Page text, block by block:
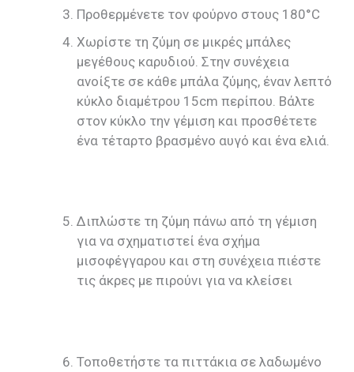
Προθερμένετε τον φούρνο στους 180°C
Χωρίστε τη ζύμη σε μικρές μπάλες
μεγέθους καρυδιού. Στην συνέχεια
ανοίξτε σε κάθε μπάλα ζύμης, έναν λεπτό
κύκλο διαμέτρου 15cm περίπου. Βάλτε
στον κύκλο την γέμιση και προσθέτετε
ένα τέταρτο βρασμένο αυγό και ένα ελιά.
Διπλώστε τη ζύμη πάνω από τη γέμιση
για να σχηματιστεί ένα σχήμα
μισοφέγγαρου και στη συνέχεια πιέστε
τις άκρες με πιρούνι για να κλείσει
Τοποθετήστε τα πιττάκια σε λαδωμένο